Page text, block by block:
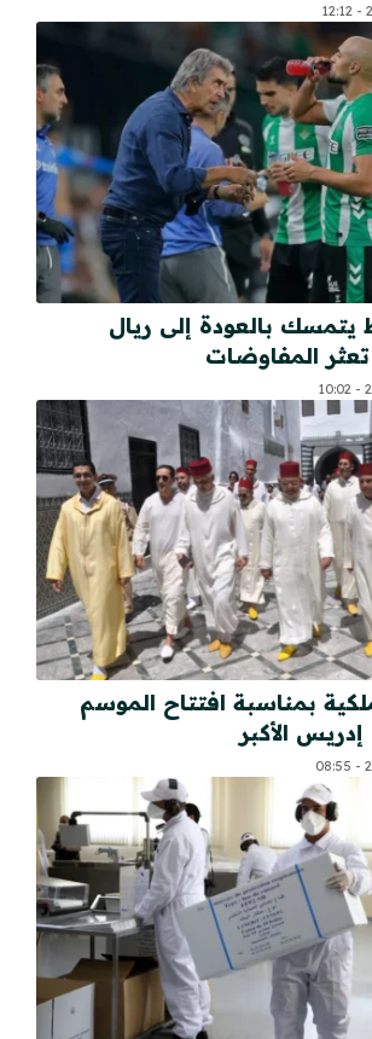
يتمسك بالعودة إلى ريال
المفاوضات
بمناسبة افتتاح الموسم
الأكبر